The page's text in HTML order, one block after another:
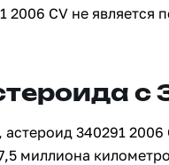
CV не является
с
340291 2006
миллиона